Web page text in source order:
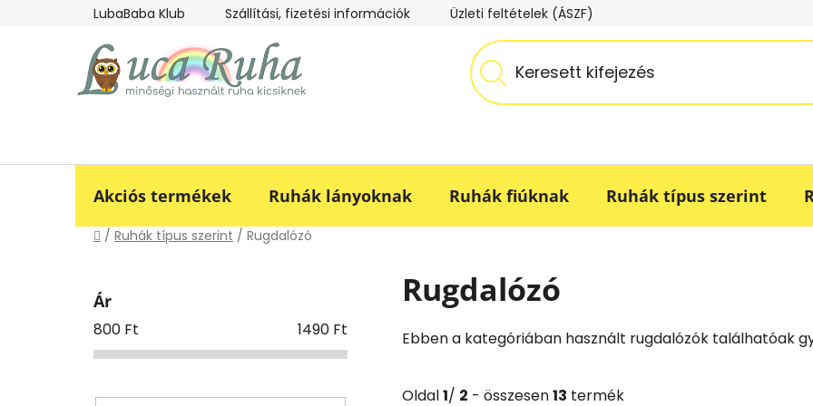
tartalomhoz
LubaBaba Klub Szállítási, fizetési információk Üzleti feltételek (ÁSZF)
Akciós termékek Ruhák lányoknak Ruhák fiúknak Ruhák típus szerint
Kezdőlap
/ Ruhák típus szerint / Rugdalózó
Ár
800 Ft 1490 Ft
Rugdalózó
Ebben a kategóriában használt rugdalózók találhatóak
Oldal1/ 2 - összesen13 termék